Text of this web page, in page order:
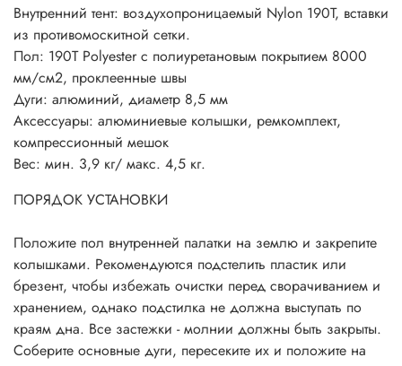
и вставьте в люверсы.
Зафиксируйте тент колышками по всему периметру.
В ветреную погоду рекомендуется укреплять палатку
штормовыми оттяжками.
Демонтаж палатки производится в обратном порядке.
Внутренний тент: воздухопроницаемый Nylon 190T, вставки
из противомоскитной сетки.
Пол: 190Т Polyester с полиуретановым покрытием 8000
мм/см2, проклеенные швы
Дуги: алюминий, диаметр 8,5 мм
Аксессуары: алюминиевые колышки, ремкомплект,
компрессионный мешок
Вес: мин. 3,9 кг/ макс. 4,5 кг.
ПОРЯДОК УСТАНОВКИ
Положите пол внутренней палатки на землю и закрепите
колышками. Рекомендуются подстелить пластик или
брезент, чтобы избежать очистки перед сворачиванием и
хранением, однако подстилка не должна выступать по
краям дна. Все застежки - молнии должны быть закрыты.
Соберите основные дуги, пересеките их и положите на